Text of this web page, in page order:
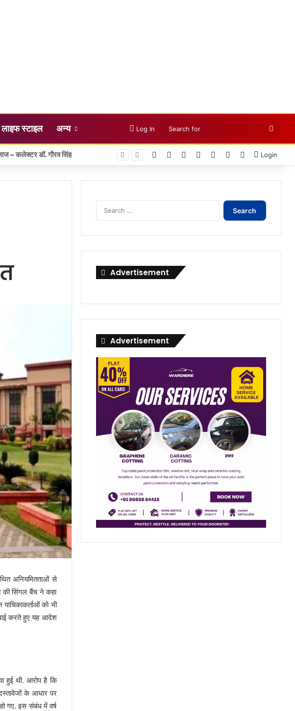
लाइफ स्टाइल अन्य Log In
for
ने दिखाई रुचि Facebook LinkedInYouTubeInstagramTelegramWhatsApp
Login
अनियमितताओं से
की सिंगल बैंच ने कहा
को भी
करते हुए यह आदेश
हुई थी. आरोप है कि
के आधार पर
गए. इस संबंध में वर्ष
Search
Advertisement
Advertisement